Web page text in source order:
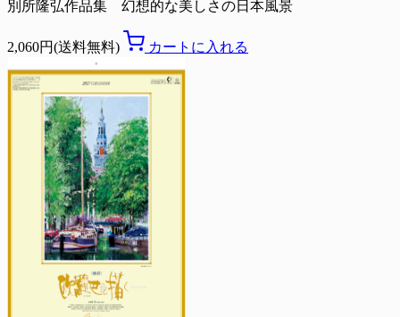
別所隆弘作品集 幻想的な美しさの日本風景
2,060円(送料無料) カートに入れる